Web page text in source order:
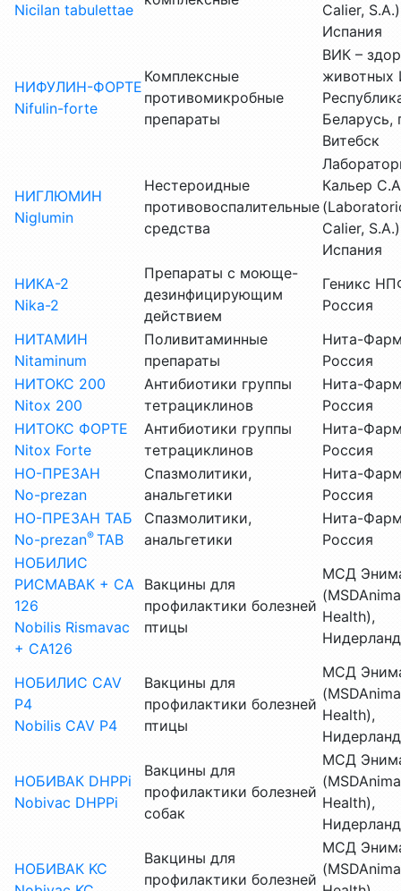
Nicilan tabulettae
Calier,
Испания
НИФУЛИН-ФОРТЕ
Nifulin-forte
Комплексные
противомикробные
препараты
ВИК –
животных
Беларусь,
Витебск
НИГЛЮМИН
Niglumin
Нестероидные
противовоспалительные
средства
Кальер
Calier,
Испания
НИКА-2
Nika-2
Препараты с моюще-
дезинфицирующим
действием
Геникс
Россия
НИТАМИН
Nitaminum
Поливитаминные
препараты
Нита-
Россия
НИТОКС 200
Nitox 200
Антибиотики группы
тетрациклинов
Нита-
Россия
НИТОКС ФОРТЕ
Nitox Forte
Антибиотики группы
тетрациклинов
Нита-
Россия
НО-ПРЕЗАН
No-prezan
Спазмолитики,
анальгетики
Нита-
Россия
НО-ПРЕЗАН ТАБ
No-prezan® TAB
Спазмолитики,
анальгетики
Нита-
Россия
НОБИЛИС
РИСМАВАК + CA
126
Nobilis Rismavac
+ CA126
Вакцины для
профилактики болезней
птицы
МСД
Health),
НОБИЛИС CAV
P4
Nobilis CAV P4
Вакцины для
профилактики болезней
птицы
МСД
Health),
НОБИВАК DHPPi
Nobivac DHPPi
Вакцины для
профилактики болезней
собак
МСД
Health),
НОБИВАК KC
Вакцины для
профилактики болезней
МСД